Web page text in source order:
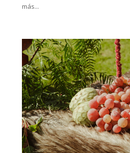
más...